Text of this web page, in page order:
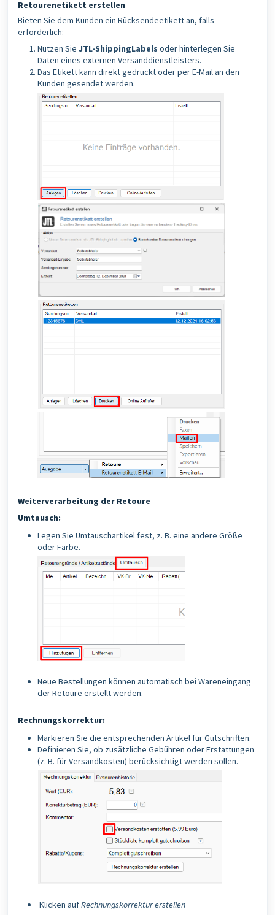
Retourenetikett erstellen
Bieten Sie dem Kunden ein Rücksendeetikett an, falls
erforderlich:
Nutzen Sie JTL-ShippingLabels oder hinterlegen Sie
Daten eines externen Versanddienstleisters.
Das Etikett kann direkt gedruckt oder per E-Mail an den
Kunden gesendet werden.
Weiterverarbeitung der Retoure
Umtausch:
Legen Sie Umtauschartikel fest, z. B. eine andere Größe
oder Farbe.
Neue Bestellungen können automatisch bei Wareneingang
der Retoure erstellt werden.
Rechnungskorrektur:
Markieren Sie die entsprechenden Artikel für Gutschriften.
Definieren Sie, ob zusätzliche Gebühren oder Erstattungen
(z. B. für Versandkosten) berücksichtigt werden sollen.
Klicken aufRechnungskorrektur erstellen